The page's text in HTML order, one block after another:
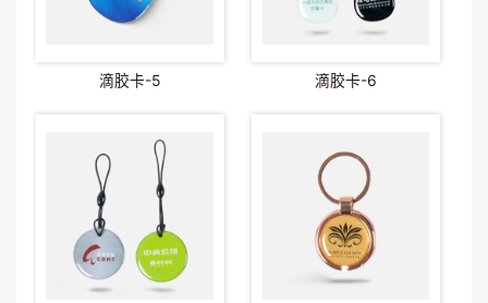
滴胶卡-5 滴胶卡-6